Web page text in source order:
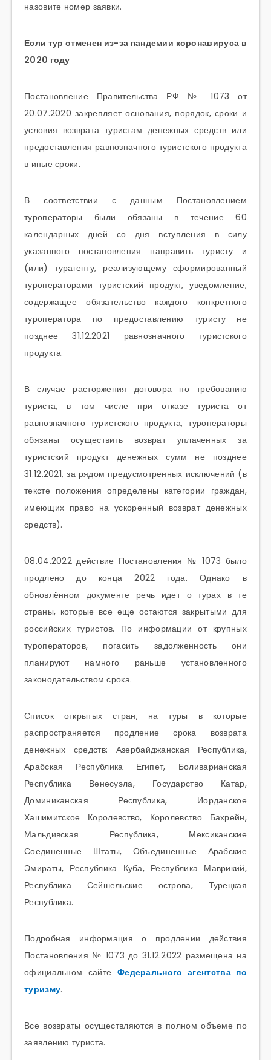
назовите номер заявки.
Если тур отменен из-за пандемии коронавируса в
2020 году
Постановление Правительства РФ № 1073 от
20.07.2020 закрепляет основания, порядок, сроки и
условия возврата туристам денежных средств или
предоставления равнозначного туристского продукта
в иные сроки.
В соответствии с данным Постановлением
туроператоры были обязаны в течение 60
календарных дней со дня вступления в силу
указанного постановления направить туристу и
(или) турагенту, реализующему сформированный
туроператорами туристский продукт, уведомление,
содержащее обязательство каждого конкретного
туроператора по предоставлению туристу не
позднее 31.12.2021 равнозначного туристского
продукта.
В случае расторжения договора по требованию
туриста, в том числе при отказе туриста от
равнозначного туристского продукта, туроператоры
обязаны осуществить возврат уплаченных за
туристский продукт денежных сумм не позднее
31.12.2021, за рядом предусмотренных исключений (в
тексте положения определены категории граждан,
имеющих право на ускоренный возврат денежных
средств).
08.04.2022 действие Постановления № 1073 было
продлено до конца 2022 года. Однако в
обновлённом документе речь идет о турах в те
страны, которые все еще остаются закрытыми для
российских туристов. По информации от крупных
туроператоров, погасить задолженность они
планируют намного раньше установленного
законодательством срока.
Список открытых стран, на туры в которые
распространяется продление срока возврата
денежных средств: Азербайджанская Республика,
Арабская Республика Египет, Боливарианская
Республика Венесуэла, Государство Катар,
Доминиканская Республика, Иорданское
Хашимитское Королевство, Королевство Бахрейн,
Мальдивская Республика, Мексиканские
Соединенные Штаты, Объединенные Арабские
Эмираты, Республика Куба, Республика Маврикий,
Республика Сейшельские острова, Турецкая
Республика.
Подробная информация о продлении действия
Постановления № 1073 до 31.12.2022 размещена на
официальном сайте Федерального агентства по
туризму.
Все возвраты осуществляются в полном объеме по
заявлению туриста.